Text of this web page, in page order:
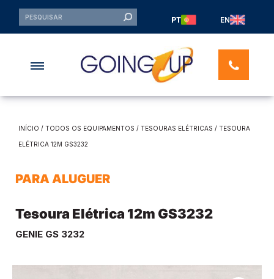
PT EN
INÍCIO / TODOS OS EQUIPAMENTOS / TESOURAS ELÉTRICAS / TESOURA
ELÉTRICA 12M GS3232
PARA ALUGUER
Tesoura Elétrica 12m GS3232
GENIE GS 3232